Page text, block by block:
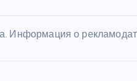
Информация о